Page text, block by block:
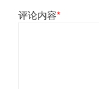
评论内容*